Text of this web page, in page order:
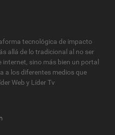
tecnológica de impacto
allá de lo tradicional al no ser
sino más bien un portal
a los diferentes medios que
Web y Líder Tv